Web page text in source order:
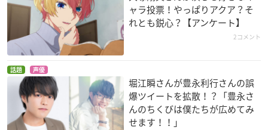
ャラ投票！やっぱりアクア？そ
れとも鋭心？【アンケート】
2コメント
話題 声優
堀江瞬さんが豊永利行さんの誤
爆ツイートを拡散！？「豊永さ
んのちくびは僕たちが広めてみ
せます！！」